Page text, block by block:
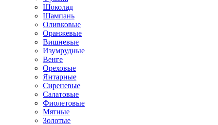
Шоколад
Шампань
Оливковые
Оранжевые
Вишневые
Изумрудные
Венге
Ореховые
Янтарные
Сиреневые
Салатовые
Фиолетовые
Мятные
Золотые